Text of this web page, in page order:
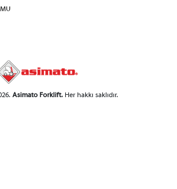
Asimato Forklift.Her hakkı saklıdır.